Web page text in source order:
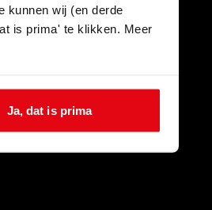
kunnen wij (en derde
is prima' te klikken. Meer
Ja, dat is prima